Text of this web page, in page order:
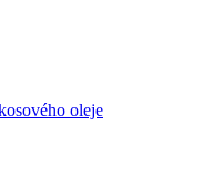
oleje